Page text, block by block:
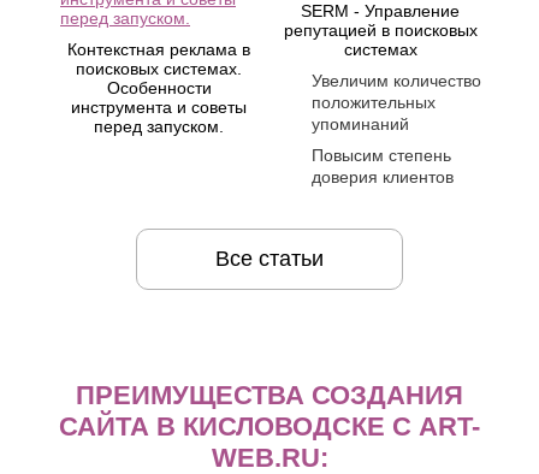
Контекстная реклама в
поисковых системах.
Особенности
инструмента и советы
перед запуском.
SERM - Управление
репутацией в поисковых
системах
Увеличим количество
положительных
упоминаний
Повысим степень
доверия клиентов
Все статьи
ПРЕИМУЩЕСТВА СОЗДАНИЯ
САЙТА В КИСЛОВОДСКЕ С ART-
WEB.RU: